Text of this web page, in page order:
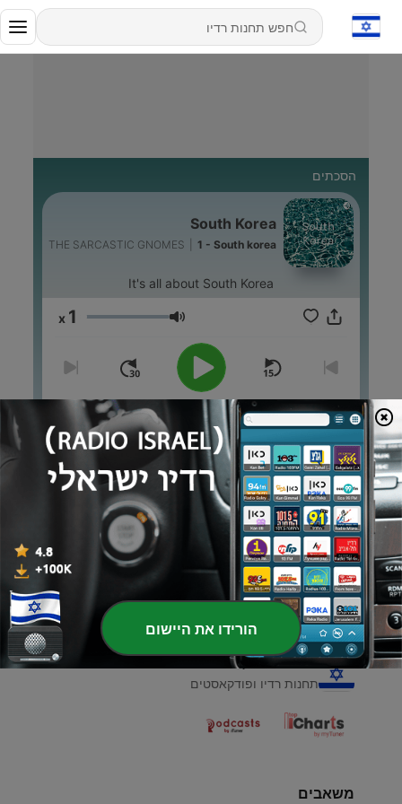
הסכתים
South Korea
THE SARCASTIC GNOMES 1 - South korea
It's all about South Korea
עוצמת שמע 1
00:00
00:00
פרקים
1
-
South korea
21 אוג' 2020
רדיו ישראלי
תחנות רדיו ופודקאסטים
משאבים
הורידו את היישום